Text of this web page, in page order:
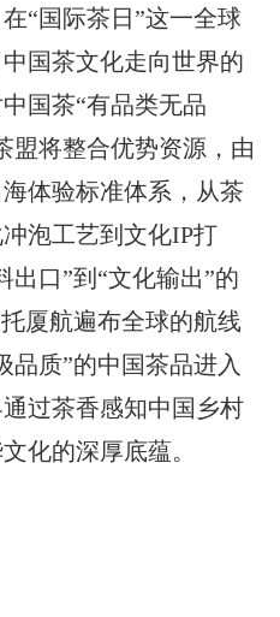
“国际茶日”这一全球
国茶文化走向世界的
国茶“有品类无品
盟将整合优势资源，由
体验标准体系，从茶
泡工艺到文化IP打
出口”到“文化输出”的
厦航遍布全球的航线
品质”的中国茶品进入
过茶香感知中国乡村
化的深厚底蕴。